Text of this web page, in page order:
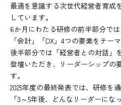
最適を意識する次世代経営者育成
しています。
6か月にわたる研修の前半部分で
「会計」「DX」4つの要素をテー
後半部分では「経営者との対話」
登壇いただき、リーダーシップの
す。
2025年度の最終発表では、研修を
「3～5年後、どんなリーダーに